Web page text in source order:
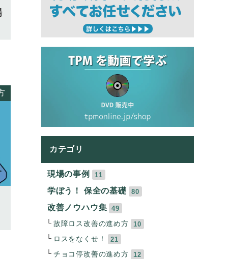
カテゴリ
現場の事例 11
学ぼう！ 保全の基礎 80
改善ノウハウ集 49
故障ロス改善の進め方
10
ロスをなくせ！
21
チョコ停改善の進め方
12